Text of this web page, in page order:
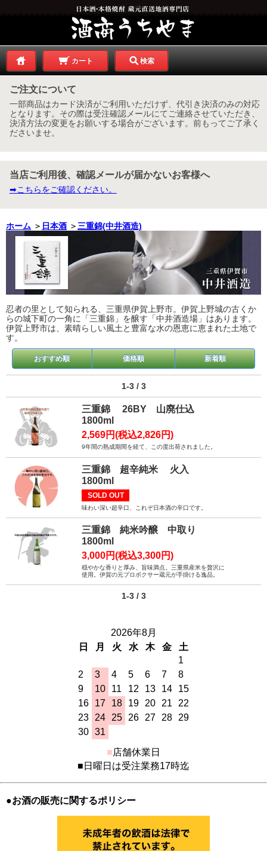
カート 検索
ご注文について
一部商品はカード決済がご利用いただけず、代引き決済のみの対応
となります。その際は受注確認メールにてご連絡させていただき、
決済方法の変更をお願いする場合がございます。前もってご了承く
ださいませ。
当店ご利用後、確認メールが届かないお客様へ
➡こちらをご確認ください。
ホーム ＞ 日本酒 ＞ 三重錦(中井酒造)
忍者の里として知られる、三重県伊賀上野市。伊賀上野城の古くか
らの城下町の一角に「三重錦」を醸す「中井酒造場」はあります。
伊賀上野市は、素晴らしい風土と豊富な水の恩恵に恵まれた土地で
す。
おすすめ順 価格順 新着順
1-3 / 3
三重錦 26BY 山廃仕込
1800ml
2,569円(税込2,826円)
9年間の熟成期間を経て、この度出荷されました。
三重錦 超辛純米 火入
1800ml
SOLD OUT
味わい深い超辛口、これぞ日本酒の辛口です。
三重錦 純米吟醸 中取り
1800ml
3,000円(税込3,300円)
穏やかな香りと厚み、旨味満点。三重県産米を贅沢に
使用。伊賀の元プロボクサー蔵元が手掛ける逸品。
1-3 / 3
2026年8月
日
月 火 水 木 金
土
1
2
3 4 5 6 7
8
9
10 11 12 13 14
15
16
17 18 19 20 21
22
23
24 25 26 27 28
29
30 31
■店舗休業日
■日曜日は受注業務17時迄
●お酒の販売に関するポリシー